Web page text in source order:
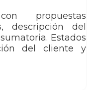
propuestas
descripción del
Estados
del cliente y